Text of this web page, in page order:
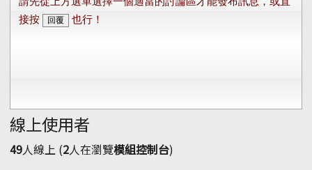
線上使用者
49人線上 (2人在瀏覽模組控制台)